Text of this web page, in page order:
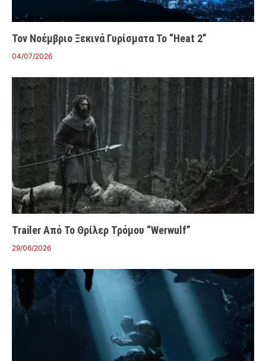
Τον Νοέμβριο Ξεκινά Γυρίσματα Το “Heat 2”
04/07/2026
Trailer Από Το Θρίλερ Τρόμου “Werwulf”
29/06/2026